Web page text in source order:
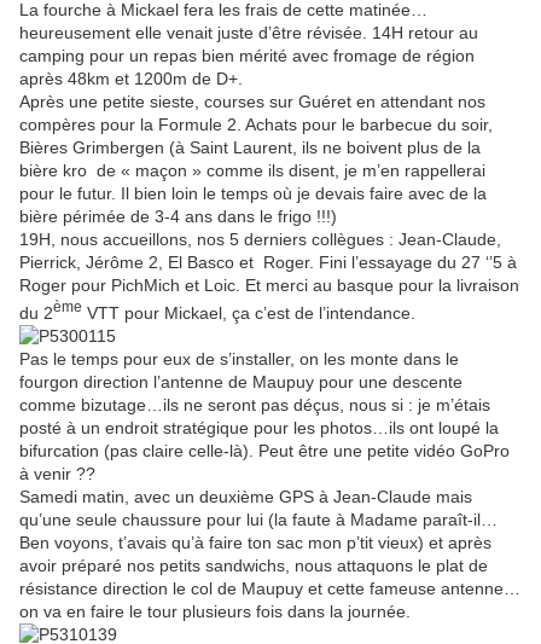
La fourche à Mickael fera les frais de cette matinée…
heureusement elle venait juste d’être révisée. 14H retour au
camping pour un repas bien mérité avec fromage de région
après 48km et 1200m de D+.
Après une petite sieste, courses sur Guéret en attendant nos
compères pour la Formule 2. Achats pour le barbecue du soir,
Bières Grimbergen (à Saint Laurent, ils ne boivent plus de la
bière kro de « maçon » comme ils disent, je m’en rappellerai
pour le futur. Il bien loin le temps où je devais faire avec de la
bière périmée de 3-4 ans dans le frigo !!!)
19H, nous accueillons, nos 5 derniers collègues : Jean-Claude,
Pierrick, Jérôme 2, El Basco et Roger. Fini l’essayage du 27 ‘’5 à
Roger pour PichMich et Loic. Et merci au basque pour la livraison
du 2ème VTT pour Mickael, ça c’est de l’intendance.
Pas le temps pour eux de s’installer, on les monte dans le
fourgon direction l’antenne de Maupuy pour une descente
comme bizutage…ils ne seront pas déçus, nous si : je m’étais
posté à un endroit stratégique pour les photos…ils ont loupé la
bifurcation (pas claire celle-là). Peut être une petite vidéo GoPro
à venir ??
Samedi matin, avec un deuxième GPS à Jean-Claude mais
qu’une seule chaussure pour lui (la faute à Madame paraît-il…
Ben voyons, t’avais qu’à faire ton sac mon p’tit vieux) et après
avoir préparé nos petits sandwichs, nous attaquons le plat de
résistance direction le col de Maupuy et cette fameuse antenne…
on va en faire le tour plusieurs fois dans la journée.